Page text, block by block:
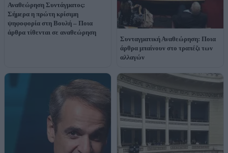
Αναθεώρηση Συντάγματος:
Σήμερα η πρώτη κρίσιμη
ψηφοφορία στη Βουλή – Ποια
άρθρα τίθενται σε αναθεώρηση
Συνταγματική Αναθεώρηση: Ποια
άρθρα μπαίνουν στο τραπέζι των
αλλαγών